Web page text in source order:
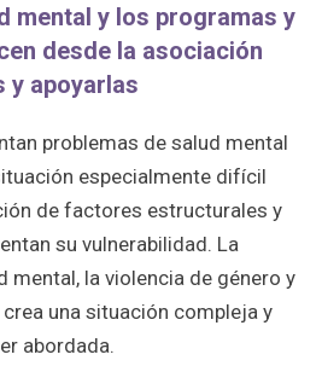
mental y los programas y
desde la asociación
y apoyarlas
problemas de salud mental
especialmente difícil
de factores estructurales y
su vulnerabilidad. La
mental, la violencia de género y
una situación compleja y
abordada.